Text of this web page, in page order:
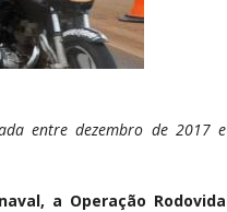
entre dezembro de 2017 e
a Operação Rodovida